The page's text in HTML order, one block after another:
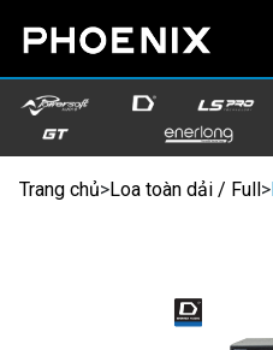
Trang chủ>Loa toàn dải / Full >